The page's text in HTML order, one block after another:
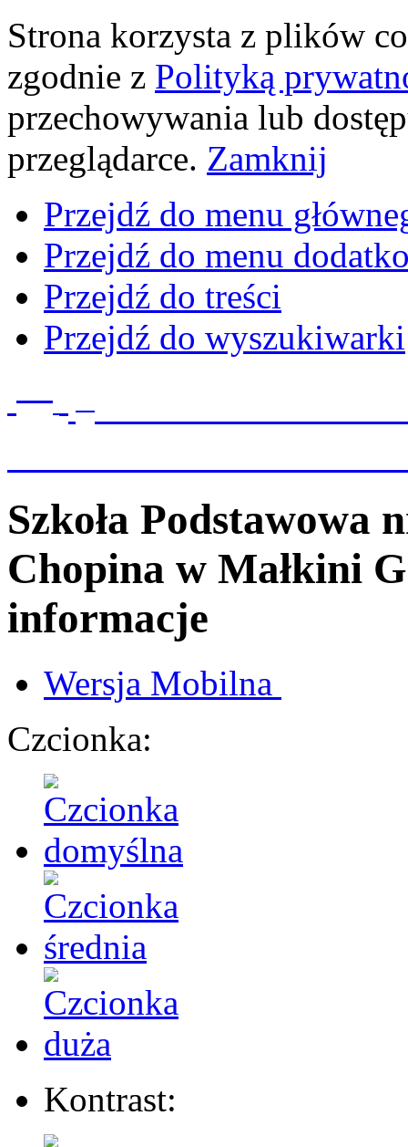
Strona korzysta z plików
zgodnie z Polityką
przechowywania lub
przeglądarce. Zamknij
Przejdź do menu
Przejdź do menu
Przejdź do treści
Przejdź do wyszukiwarki
Szkoła Podstawowa
Chopina w Małkini
informacje
Wersja Mobilna
Czcionka:
Kontrast: